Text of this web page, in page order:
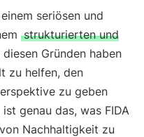
seriösen und
strukturierten und
diesen Gründen haben
zu helfen, den
zu geben
genau das, was FIDA
Nachhaltigkeit zu